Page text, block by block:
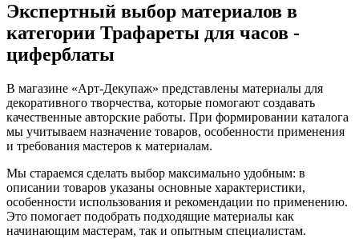
Экспертный выбор материалов в
категории Трафареты для часов -
циферблаты
В магазине «Арт-Декупаж» представлены материалы для
декоративного творчества, которые помогают создавать
качественные авторские работы. При формировании каталога
мы учитываем назначение товаров, особенности применения
и требования мастеров к материалам.
Мы стараемся сделать выбор максимально удобным: в
описании товаров указаны основные характеристики,
особенности использования и рекомендации по применению.
Это помогает подобрать подходящие материалы как
начинающим мастерам, так и опытным специалистам.